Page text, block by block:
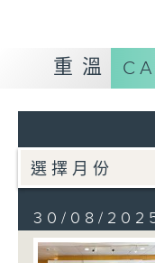
重溫
30/08/